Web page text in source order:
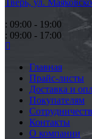
: 09:00 - 19:00
: 09:00 - 17:00
Главная
Прайс-листы
Доставка и
Покупателям
Контакты
О компании